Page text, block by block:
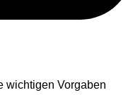
wichtigen Vorgaben